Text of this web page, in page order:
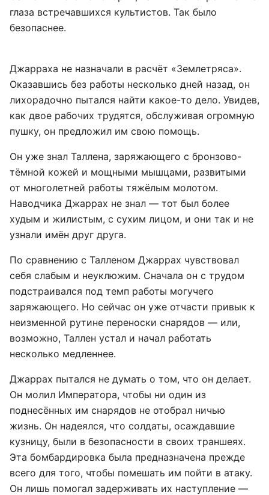
глаза встречавшихся культистов. Так было
безопаснее.
Джарраха не назначали в расчёт «Землетряса».
Оказавшись без работы несколько дней назад, он
лихорадочно пытался найти какое-то дело. Увидев,
как двое рабочих трудятся, обслуживая огромную
пушку, он предложил им свою помощь.
Он уже знал Таллена, заряжающего с бронзово-
тёмной кожей и мощными мышцами, развитыми
от многолетней работы тяжёлым молотом.
Наводчика Джаррах не знал — тот был более
худым и жилистым, с сухим лицом, и они так и не
узнали имён друг друга.
По сравнению с Талленом Джаррах чувствовал
себя слабым и неуклюжим. Сначала он с трудом
подстраивался под темп работы могучего
заряжающего. Но сейчас он уже отчасти привык к
неизменной рутине переноски снарядов — или,
возможно, Таллен устал и начал работать
несколько медленнее.
Джаррах пытался не думать о том, что он делает.
Он молил Императора, чтобы ни один из
поднесённых им снарядов не отобрал ничью
жизнь. Он надеялся, что солдаты, осаждавшие
кузницу, были в безопасности в своих траншеях.
Эта бомбардировка была предназначена прежде
всего для того, чтобы помешать им пойти в атаку.
Он лишь помогал задерживать их наступление —